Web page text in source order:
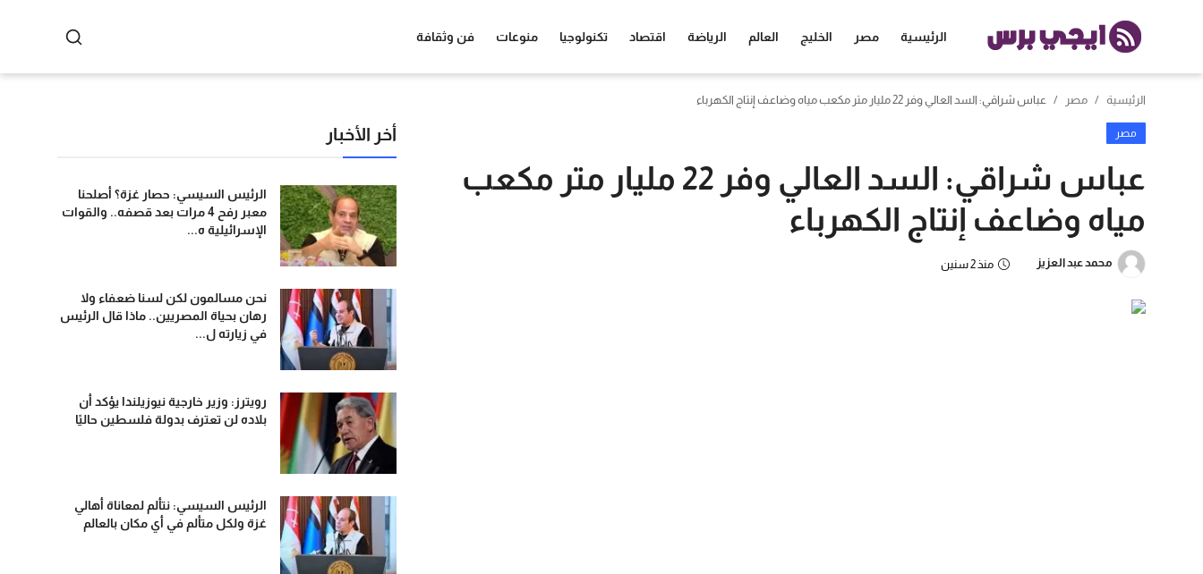
الرئيسية مصر الخليج العالم الرياضة اقتصاد تكنولوجيا منوعات فن وثقافة
الرئيسية مصر عباس شراقي: السد العالي وفر 22 مليار متر مكعب مياه وضاعف إنتاج الكهرباء
مصر
عباس شراقي: السد العالي وفر 22 مليار متر مكعب
مياه وضاعف إنتاج الكهرباء
محمد عبد العزيز منذ 2 سنين
أخر الأخبار
الرئيس السيسي: حصار غزة؟ أصلحنا
معبر رفح 4 مرات بعد قصفه.. والقوات
الإسرائيلية ه...
نحن مسالمون لكن لسنا ضعفاء ولا
رهان بحياة المصريين.. ماذا قال الرئيس
في زيارته ل...
رويترز: وزير خارجية نيوزيلندا يؤكد أن
بلاده لن تعترف بدولة فلسطين حاليًا
الرئيس السيسي: نتألم لمعاناة أهالي
غزة ولكل متألم في أي مكان بالعالم